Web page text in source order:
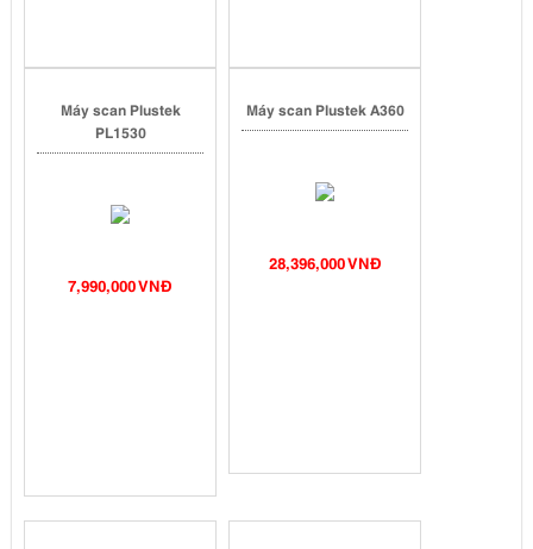
Máy scan Plustek
PL1530
7,990,000 VNĐ
Máy scan Plustek A360
28,396,000 VNĐ